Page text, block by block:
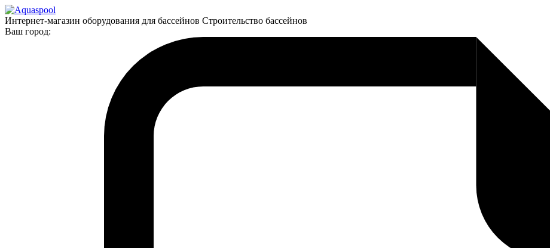
Интернет-магазин оборудования для бассейнов Строительство бассейнов
Ваш город: